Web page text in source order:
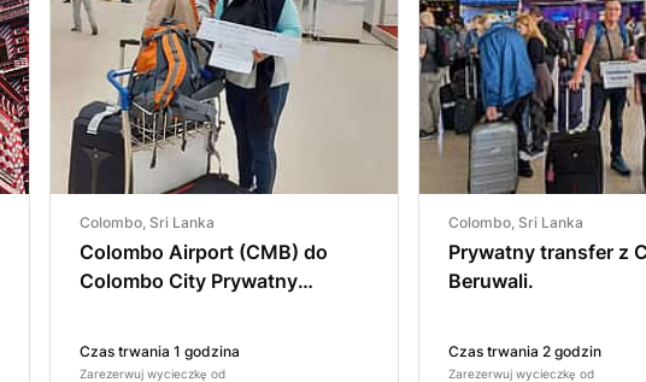
Colombo, Sri Lanka
Colombo Airport (CMB) do
Colombo City Prywatny
Czas trwania 1 godzina
Zarezerwuj wycieczkę od
Colombo, Sri Lanka
Prywatny transfer z
Beruwali.
Czas trwania 2 godzin
Zarezerwuj wycieczkę od